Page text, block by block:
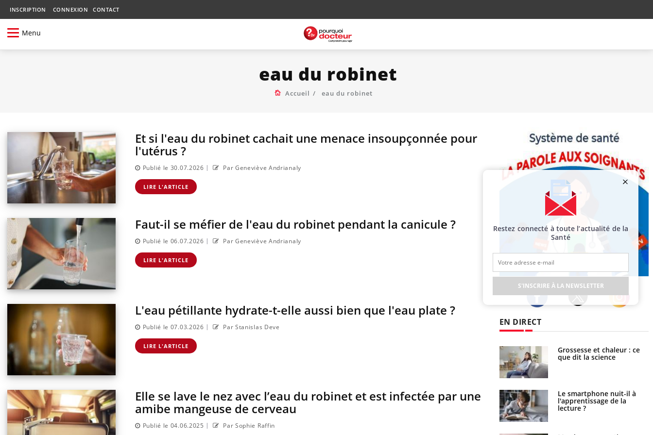
INSCRIPTION CONNEXION CONTACT
Menu
eau du robinet
Accueil eau du robinet
Et si l'eau du robinet cachait une menace insoupçonnée pour
l'utérus ?
Publié le 30.07.2026 | Par Geneviève Andrianaly
LIRE L'ARTICLE
Faut-il se méfier de l'eau du robinet pendant la canicule ?
Publié le 06.07.2026 | Par Geneviève Andrianaly
LIRE L'ARTICLE
L'eau pétillante hydrate-t-elle aussi bien que l'eau plate ?
Publié le 07.03.2026 | Par Stanislas Deve
LIRE L'ARTICLE
Elle se lave le nez avec l’eau du robinet et est infectée par une
amibe mangeuse de cerveau
Publié le 04.06.2025 | Par Sophie Raffin
EN DIRECT
Chikungunya, dengue,
West Nile : que se passe-t-
il dans le sud de la France ?
Les médicaments GLP-1
protègent-ils aussi les os ?
VIH : la fin du comprimé
tous les jours se profile-t-
elle enfin ?
Le Viagra pourrait-il freiner
la propagation du cancer ?
Grossesse et chaleur : ce
que dit la science
Le smartphone nuit-il à
l'apprentissage de la
lecture ?
Restez connecté à toute l’actualité de la
Santé
S'INSCRIRE À LA NEWSLETTER